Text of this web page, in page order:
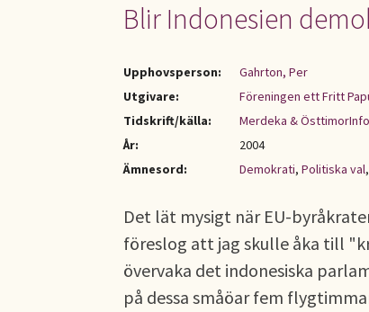
Blir Indonesien
Upphovsperson:
Gahrton, Per
Utgivare:
Föreningen ett Fritt
Tidskrift/källa:
Merdeka &
År:
2004
Ämnesord:
Demokrati, Politiska val,
Det lät mysigt när EU-
föreslog att jag skulle åka till
övervaka det indonesiska
på dessa småöar fem